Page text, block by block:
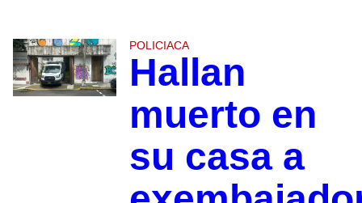
POLICIACA
Hallan
muerto en
su casa a